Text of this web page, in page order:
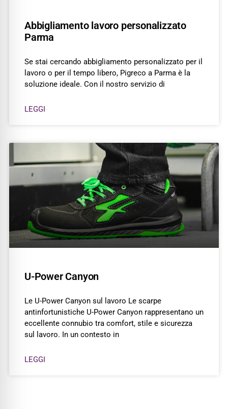
Abbigliamento lavoro personalizzato
Parma
Se stai cercando abbigliamento personalizzato per il
lavoro o per il tempo libero, Pigreco a Parma è la
soluzione ideale. Con il nostro servizio di
LEGGI
U-Power Canyon
Le U-Power Canyon sul lavoro Le scarpe
antinfortunistiche U-Power Canyon rappresentano un
eccellente connubio tra comfort, stile e sicurezza
sul lavoro. In un contesto in
LEGGI